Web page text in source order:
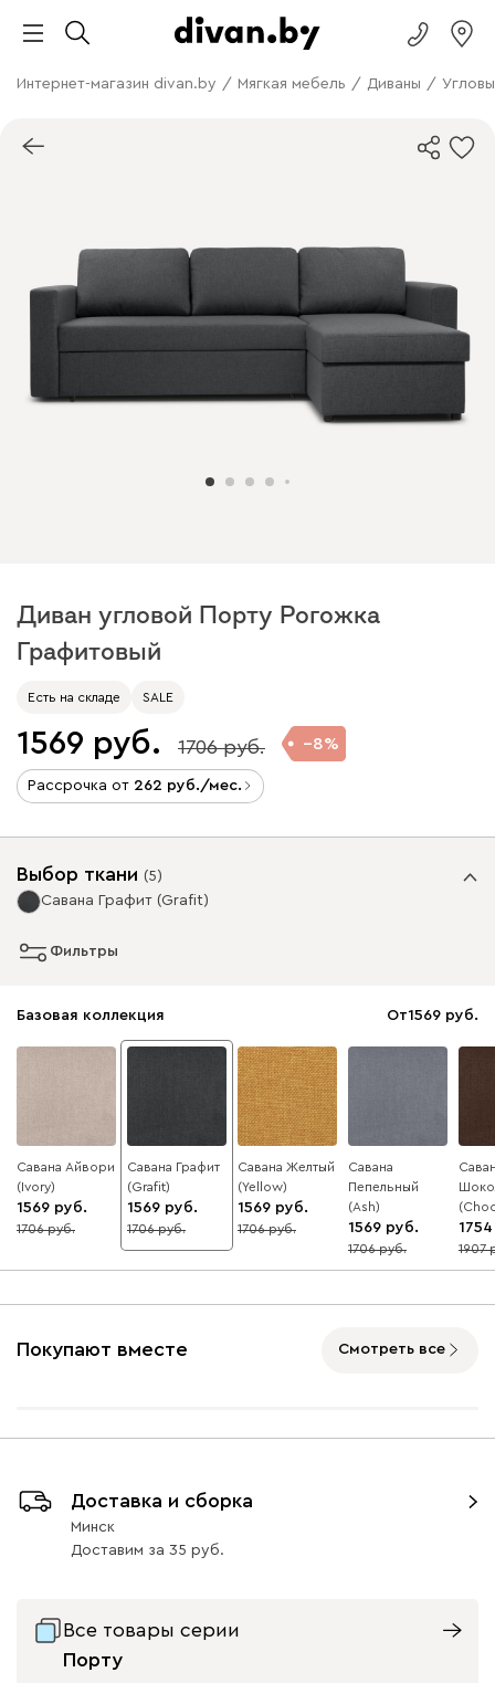
Интернет-магазин divan.by / Мягкая мебель / Диваны /
Диван угловой Порту Рогожка
Графитовый
Есть на складе SALE
1569 1706 8
Рассрочка от 262 /мес.
Выбор ткани (5)
Савана Графит (Grafit)
Фильтры
Базовая коллекция От1569
Савана Айвори
(Ivory)
1569
8
1706
Савана Графит
(Grafit)
1569
8
1706
Савана Желтый
(Yellow)
1569
8
1706
Савана
Пепельный
(Ash)
1569
8
1706
1754
8
1907
Покупают вместе Смотреть все
Доставка и сборка
Минск
Доставим за 35
Все товары серии
Порту